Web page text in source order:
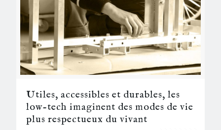
Utiles, accessibles et durables, les
low-tech imaginent des modes de vie
plus respectueux du vivant